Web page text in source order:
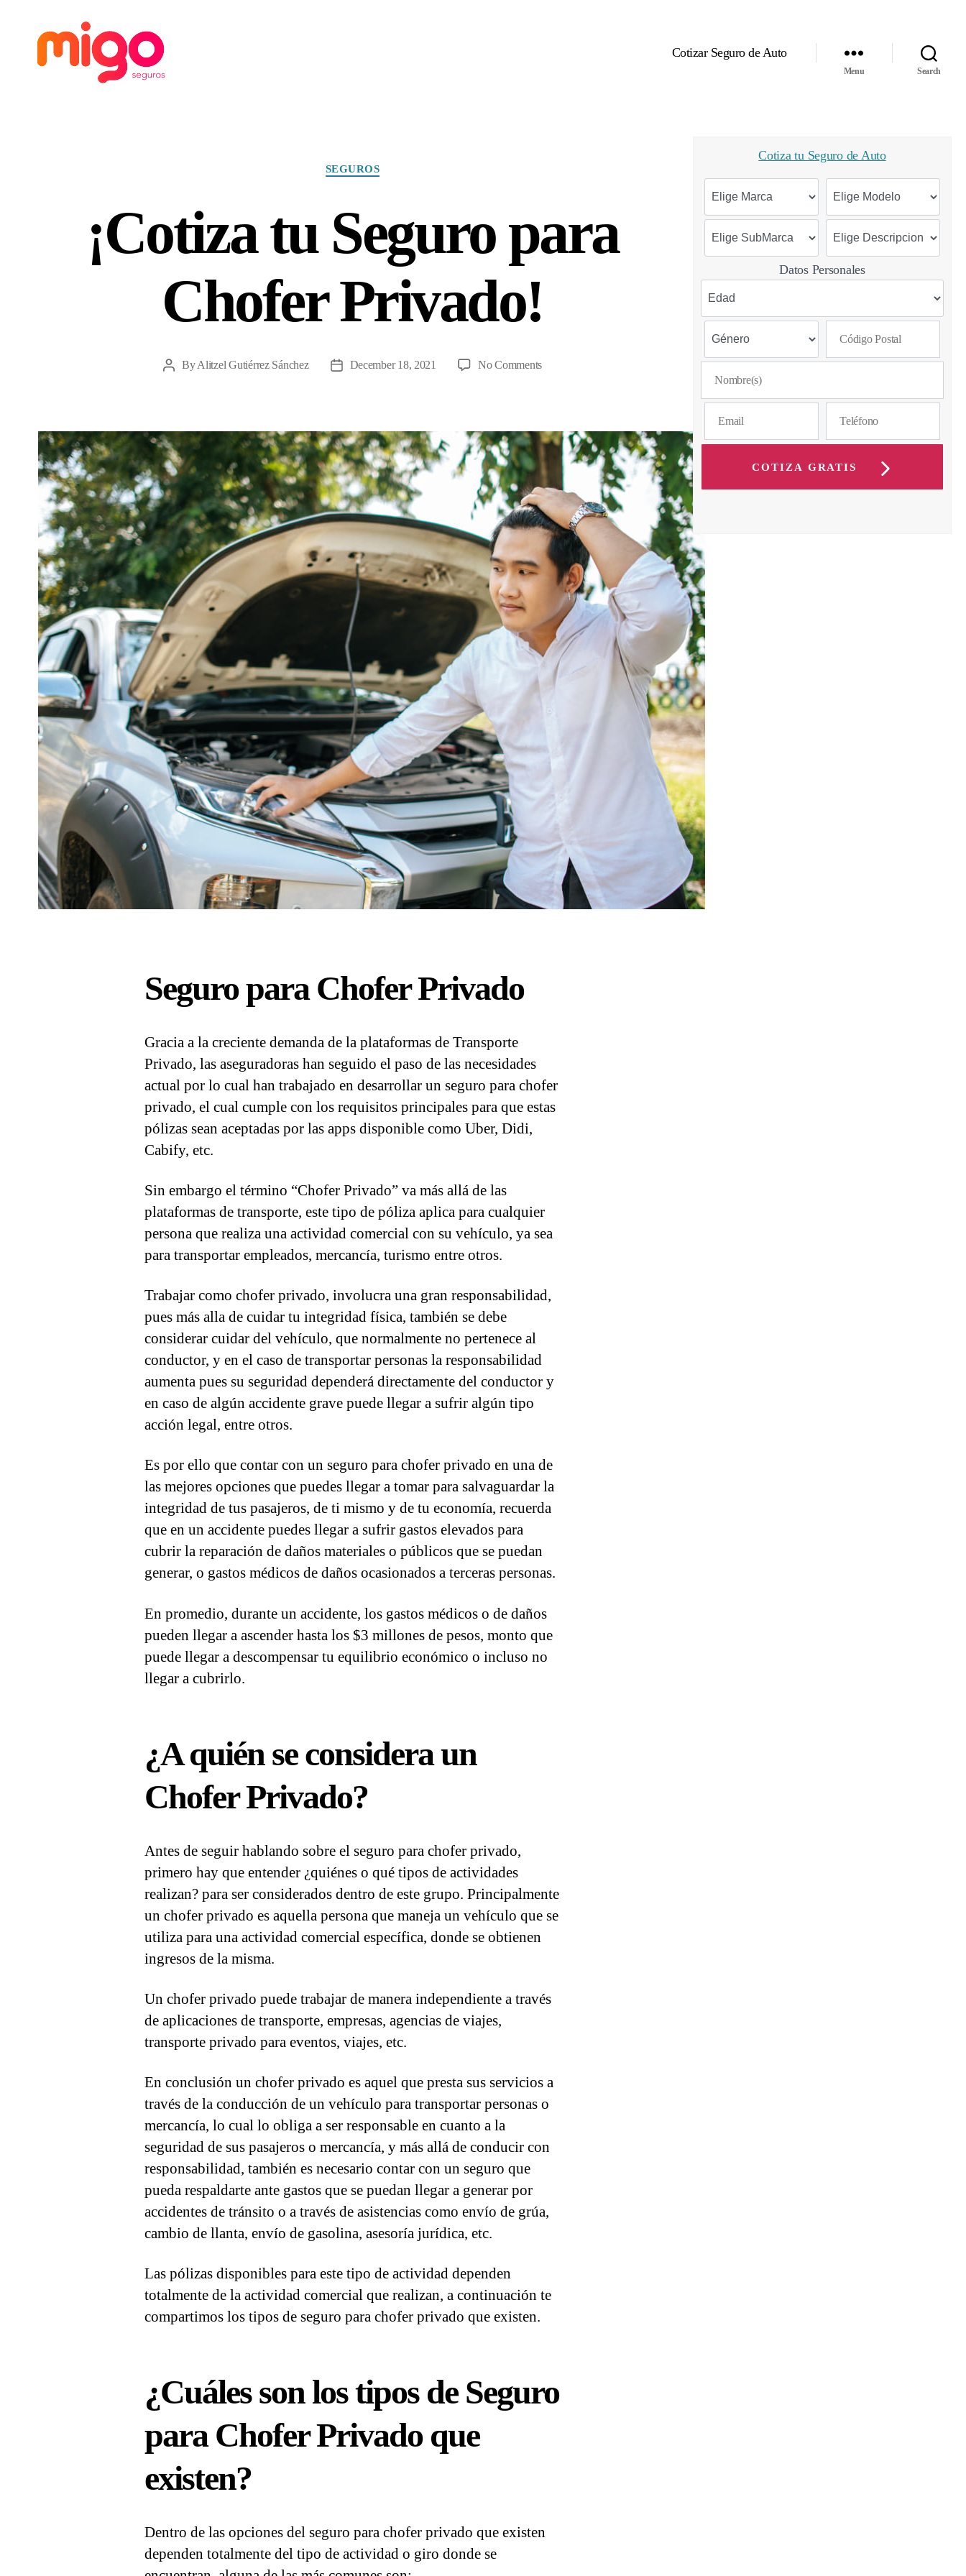
Cotizar Seguro de Auto
Menu Search
Categories
SEGUROS
¡Cotiza tu Seguro para
Chofer Privado!
PostByAlitzel Gutiérrez Sánchez
PostDecember 18, 2021 No Commentson
para
Chofer
Privado!
Seguro para Chofer Privado
Gracia a la creciente demanda de la plataformas de Transporte
Privado, las aseguradoras han seguido el paso de las necesidades
actual por lo cual han trabajado en desarrollar un seguro para chofer
privado, el cual cumple con los requisitos principales para que estas
pólizas sean aceptadas por las apps disponible como Uber, Didi,
Cabify, etc.
Sin embargo el término “Chofer Privado” va más allá de las
plataformas de transporte, este tipo de póliza aplica para cualquier
persona que realiza una actividad comercial con su vehículo, ya sea
para transportar empleados, mercancía, turismo entre otros.
Trabajar como chofer privado, involucra una gran responsabilidad,
pues más alla de cuidar tu integridad física, también se debe
considerar cuidar del vehículo, que normalmente no pertenece al
conductor, y en el caso de transportar personas la responsabilidad
aumenta pues su seguridad dependerá directamente del conductor y
en caso de algún accidente grave puede llegar a sufrir algún tipo
acción legal, entre otros.
Es por ello que contar con un seguro para chofer privado en una de
las mejores opciones que puedes llegar a tomar para salvaguardar la
integridad de tus pasajeros, de ti mismo y de tu economía, recuerda
que en un accidente puedes llegar a sufrir gastos elevados para
cubrir la reparación de daños materiales o públicos que se puedan
generar, o gastos médicos de daños ocasionados a terceras personas.
En promedio, durante un accidente, los gastos médicos o de daños
pueden llegar a ascender hasta los $3 millones de pesos, monto que
puede llegar a descompensar tu equilibrio económico o incluso no
llegar a cubrirlo.
¿A quién se considera un
Chofer Privado?
Antes de seguir hablando sobre el seguro para chofer privado,
primero hay que entender ¿quiénes o qué tipos de actividades
realizan? para ser considerados dentro de este grupo. Principalmente
un chofer privado es aquella persona que maneja un vehículo que se
utiliza para una actividad comercial específica, donde se obtienen
ingresos de la misma.
Un chofer privado puede trabajar de manera independiente a través
de aplicaciones de transporte, empresas, agencias de viajes,
transporte privado para eventos, viajes, etc.
En conclusión un chofer privado es aquel que presta sus servicios a
través de la conducción de un vehículo para transportar personas o
mercancía, lo cual lo obliga a ser responsable en cuanto a la
seguridad de sus pasajeros o mercancía, y más allá de conducir con
responsabilidad, también es necesario contar con un seguro que
pueda respaldarte ante gastos que se puedan llegar a generar por
accidentes de tránsito o a través de asistencias como envío de grúa,
cambio de llanta, envío de gasolina, asesoría jurídica, etc.
Las pólizas disponibles para este tipo de actividad dependen
totalmente de la actividad comercial que realizan, a continuación te
compartimos los tipos de seguro para chofer privado que existen.
¿Cuáles son los tipos de Seguro
para Chofer Privado que
existen?
Dentro de las opciones del seguro para chofer privado que existen
dependen totalmente del tipo de actividad o giro donde se
Cotiza tu Seguro de Auto
Datos Personales
COTIZA GRATIS